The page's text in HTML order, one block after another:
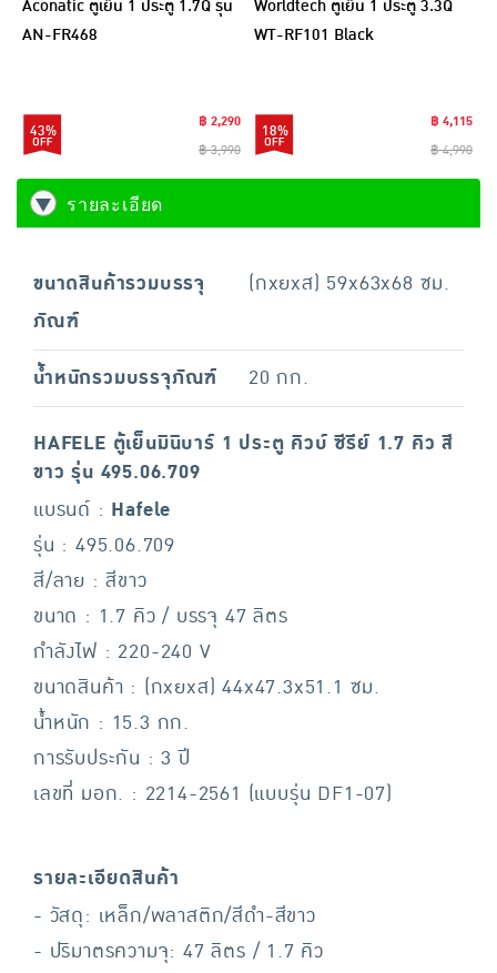
Aconatic ตู้เย็น 1 ประตู 1.7Q รุ่น
AN-FR468
43%
฿ 2,290
฿ 3,990
Worldtech ตู้เย็น 1 ประตู 3.3Q
WT-RF101 Black
18%
฿ 4,115
฿ 4,990
รายละเอียด
ขนาดสินค้ารวมบรรจุ
ภัณฑ์
(กxยxส) 59x63x68 ซม.
น้ำหนักรวมบรรจุภัณฑ์ 20 กก.
HAFELE ตู้เย็นมินิบาร์ 1 ประตู คิวบ์ ซีรีย์ 1.7 คิว สี
ขาว รุ่น 495.06.709
แบรนด์ : Hafele
รุ่น : 495.06.709
สี/ลาย : สีขาว
ขนาด : 1.7 คิว / บรรจุ 47 ลิตร
กำลังไฟ : 220-240 V
ขนาดสินค้า : (กxยxส) 44x47.3x51.1 ซม.
น้ำหนัก : 15.3 กก.
การรับประกัน : 3 ปี
เลขที่ มอก. : 2214-2561 (แบบรุ่น DF1-07)
รายละเอียดสินค้า
- วัสดุ: เหล็ก/พลาสติก/สีดำ-สีขาว
- ปริมาตรความจุ: 47 ลิตร / 1.7 คิว